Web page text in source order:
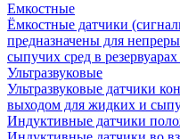
Емкостные
Ёмкостные датчики
предназначены для
сыпучих сред в
Ультразвуковые
Ультразвуковые датчики
выходом для жидких и
Индуктивные датчики